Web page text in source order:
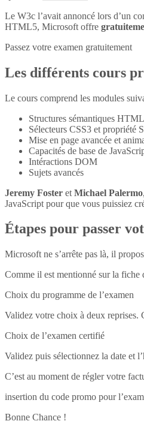
Le W3c l’avait annoncé lors d’un
HTML5, Microsoft offre
Passez votre examen gratuitement
Les différents cours
Le cours comprend les modules
Structures sémantiques
Sélecteurs CSS3 et propriété
Mise en page avancée et
Capacités de base de
Intéractions DOM
Sujets avancés
Jeremy Foster et Michael Palermo
JavaScript pour que vous puissiez
Étapes pour passer
Microsoft ne s’arrête pas là, il
Comme il est mentionné sur la
Choix du programme de l’examen
Validez votre choix à deux reprises.
Choix de l’examen certifié
Validez puis sélectionnez la date et
C’est au moment de régler votre
insertion du code promo pour
Bonne Chance !